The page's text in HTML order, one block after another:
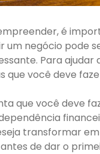
é
um negócio pode
Para
que você deve
que você deve
transformar
de dar o